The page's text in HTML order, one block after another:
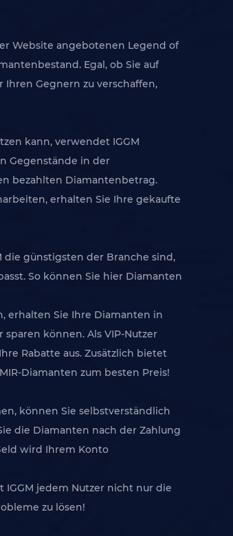
Website angebotenen Legend of
Egal, ob Sie auf
Gegnern zu verschaffen,
kann, verwendet IGGM
Gegenstände in der
bezahlten Diamantenbetrag.
erhalten Sie Ihre gekaufte
die günstigsten der Branche sind,
So können Sie hier Diamanten
erhalten Sie Ihre Diamanten in
können. Als VIP-Nutzer
Rabatte aus. Zusätzlich bietet
Diamanten zum besten Preis!
können Sie selbstverständlich
die Diamanten nach der Zahlung
wird Ihrem Konto
IGGM jedem Nutzer nicht nur die
zu lösen!